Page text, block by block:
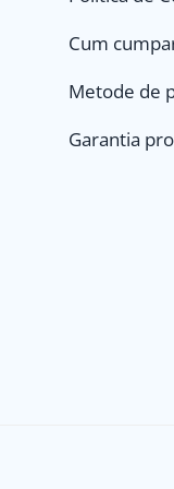
Cum
Metode de
Garantia